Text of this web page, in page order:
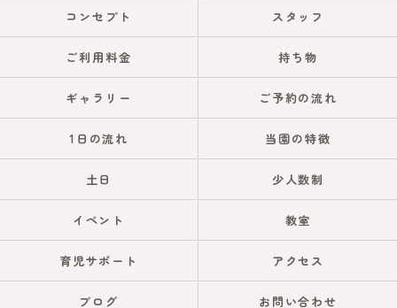
コンセプト スタッフ
ご利用料金 持ち物
ギャラリー ご予約の流れ
1日の流れ 当園の特徴
土日 少人数制
イベント 教室
育児サポート アクセス
ブログ お問い合わせ